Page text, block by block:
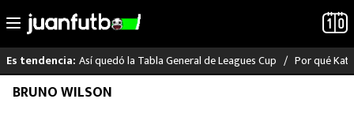
Saltar
Es tendencia: Así quedó la Tabla General de Leagues Cup Por qué
LO ÚLTIMO
BRUNO WILSON